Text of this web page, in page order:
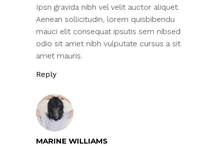
Ipsn gravida nibh vel velit auctor aliquet.
Aenean sollicitudin, lorem quisbibendu
mauci elit consequat ipsutis sem nibsed
odio sit amet nibh vulputate cursus a sit
amet mauris.
Reply
MARINE WILLIAMS